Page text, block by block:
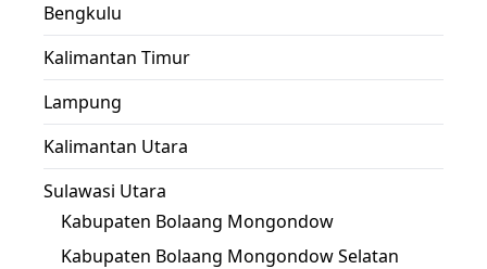
Bengkulu
Kalimantan Timur
Lampung
Kalimantan Utara
Sulawasi Utara
Kabupaten Bolaang Mongondow
Kabupaten Bolaang Mongondow Selatan